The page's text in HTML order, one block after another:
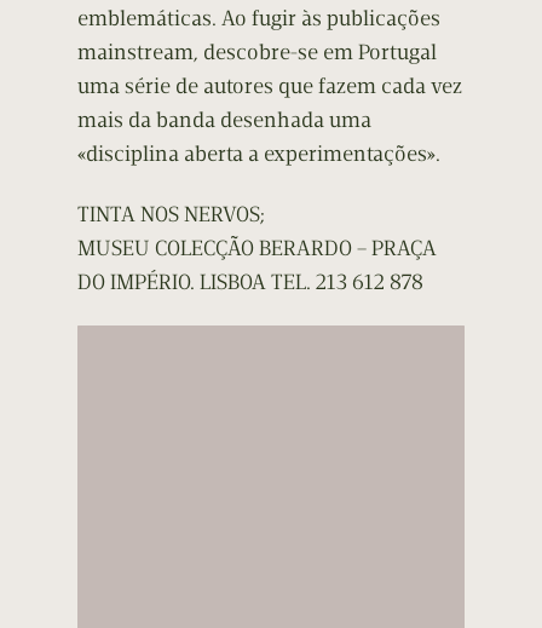
emblemáticas. Ao fugir às publicações
mainstream, descobre-se em Portugal
uma série de autores que fazem cada vez
mais da banda desenhada uma
«disciplina aberta a experimentações».
TINTA NOS NERVOS;
MUSEU COLECÇÃO BERARDO – PRAÇA
DO IMPÉRIO. LISBOA TEL. 213 612 878